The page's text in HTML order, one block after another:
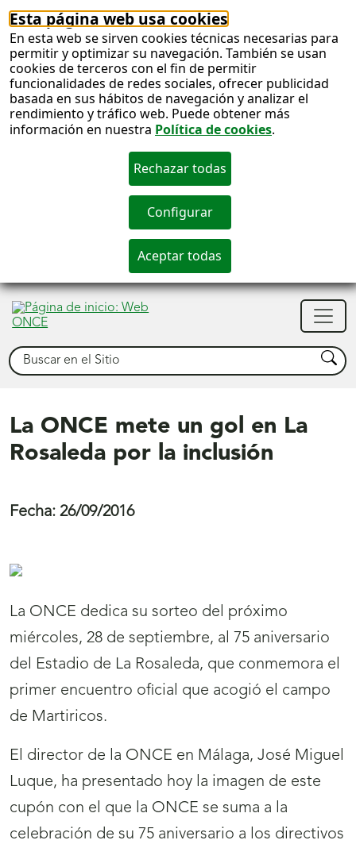
Esta página web usa cookies
En esta web se sirven cookies técnicas necesarias para
permitir y optimizar su navegación. También se usan
cookies de terceros con el fin de permitir
funcionalidades de redes sociales, ofrecer publicidad
basada en sus hábitos de navegación y analizar el
rendimiento y tráfico web. Puede obtener más
información en nuestra Política de cookies.
Buscar Buscar
La ONCE mete un gol en La
Rosaleda por la inclusión
Fecha: 26/09/2016
La ONCE dedica su sorteo del próximo
miércoles, 28 de septiembre, al 75 aniversario
del Estadio de La Rosaleda, que conmemora el
primer encuentro oficial que acogió el campo
de Martiricos.
El director de la ONCE en Málaga, José Miguel
Luque, ha presentado hoy la imagen de este
cupón con el que la ONCE se suma a la
celebración de su 75 aniversario a los directivos